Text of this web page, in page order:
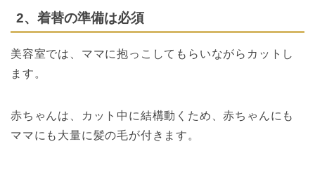
2、着替の準備は必須
美容室では、ママに抱っこしてもらいながらカットし
ます。
赤ちゃんは、カット中に結構動くため、赤ちゃんにも
ママにも大量に髪の毛が付きます。